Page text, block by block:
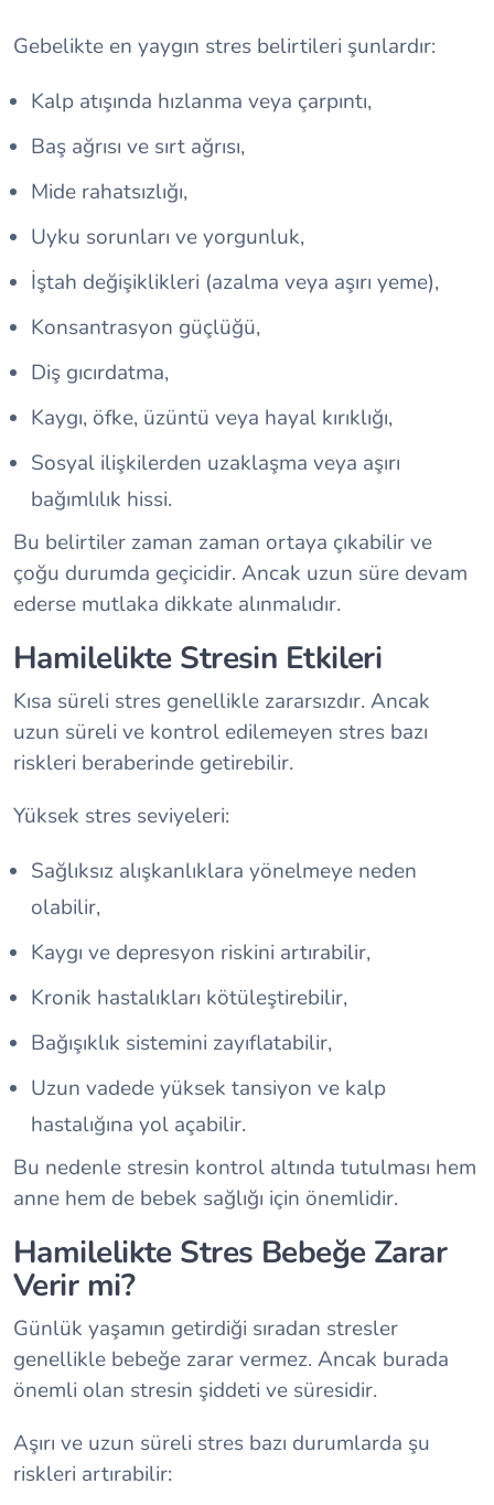
Gebelikte en yaygın stres belirtileri şunlardır:
Kalp atışında hızlanma veya çarpıntı,
Baş ağrısı ve sırt ağrısı,
Mide rahatsızlığı,
Uyku sorunları ve yorgunluk,
İştah değişiklikleri (azalma veya aşırı yeme),
Konsantrasyon güçlüğü,
Diş gıcırdatma,
Kaygı, öfke, üzüntü veya hayal kırıklığı,
Sosyal ilişkilerden uzaklaşma veya aşırı
bağımlılık hissi.
Bu belirtiler zaman zaman ortaya çıkabilir ve
çoğu durumda geçicidir. Ancak uzun süre devam
ederse mutlaka dikkate alınmalıdır.
Hamilelikte Stresin Etkileri
Kısa süreli stres genellikle zararsızdır. Ancak
uzun süreli ve kontrol edilemeyen stres bazı
riskleri beraberinde getirebilir.
Yüksek stres seviyeleri:
Sağlıksız alışkanlıklara yönelmeye neden
olabilir,
Kaygı ve depresyon riskini artırabilir,
Kronik hastalıkları kötüleştirebilir,
Bağışıklık sistemini zayıflatabilir,
Uzun vadede yüksek tansiyon ve kalp
hastalığına yol açabilir.
Bu nedenle stresin kontrol altında tutulması hem
anne hem de bebek sağlığı için önemlidir.
Hamilelikte Stres Bebeğe Zarar
Verir mi?
Günlük yaşamın getirdiği sıradan stresler
genellikle bebeğe zarar vermez. Ancak burada
önemli olan stresin şiddeti ve süresidir.
Aşırı ve uzun süreli stres bazı durumlarda şu
riskleri artırabilir: